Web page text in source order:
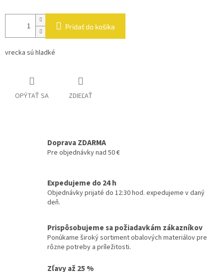
Pridať do košíka
vrecka sú hladké
OPÝTAŤ SA ZDIEĽAŤ
Doprava ZDARMA
Pre objednávky nad 50 €
Expedujeme do 24 h
Objednávky prijaté do 12:30 hod. expedujeme v daný
deň.
Prispôsobujeme sa požiadavkám zákazníkov
Ponúkame široký sortiment obalových materiálov pre
rôzne potreby a príležitosti.
Zľavy až 25 %